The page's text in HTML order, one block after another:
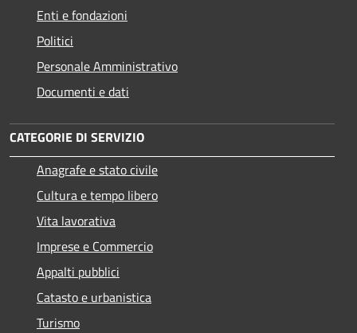
Enti e fondazioni
Politici
Personale Amministrativo
Documenti e dati
CATEGORIE DI SERVIZIO
Anagrafe e stato civile
Cultura e tempo libero
Vita lavorativa
Imprese e Commercio
Appalti pubblici
Catasto e urbanistica
Turismo